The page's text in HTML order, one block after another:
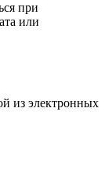
при
или
из электронных